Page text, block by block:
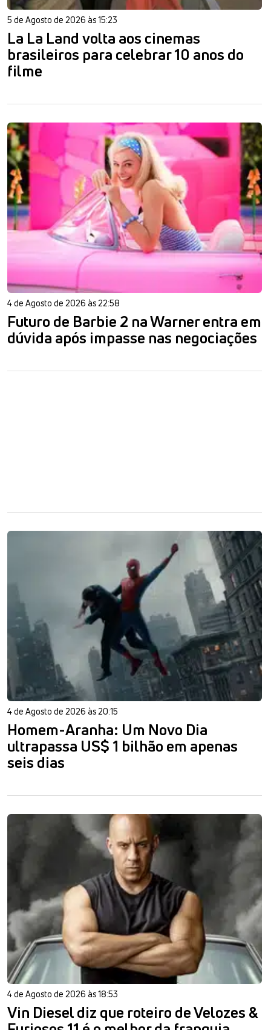
5 de Agosto de 2026 às 15:23
La La Land volta aos cinemas
brasileiros para celebrar 10 anos do
filme
4 de Agosto de 2026 às 22:58
Futuro de Barbie 2 na Warner entra em
dúvida após impasse nas negociações
4 de Agosto de 2026 às 20:15
Homem-Aranha: Um Novo Dia
ultrapassa US$ 1 bilhão em apenas
seis dias
4 de Agosto de 2026 às 18:53
Vin Diesel diz que roteiro de Velozes &